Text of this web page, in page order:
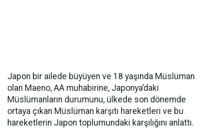
Japon bir ailede büyüyen ve 18 yaşında Müslüman
olan Maeno, AA muhabirine, Japonya’daki
Müslümanların durumunu, ülkede son dönemde
ortaya çıkan Müslüman karşıtı hareketleri ve bu
hareketlerin Japon toplumundaki karşılığını anlattı.